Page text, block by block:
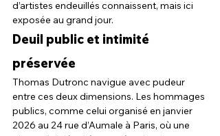
d’artistes endeuillés connaissent, mais ici
exposée au grand jour.
Deuil public et intimité
préservée
Thomas Dutronc navigue avec pudeur
entre ces deux dimensions. Les hommages
publics, comme celui organisé en janvier
2026 au 24 rue d’Aumale à Paris, où une